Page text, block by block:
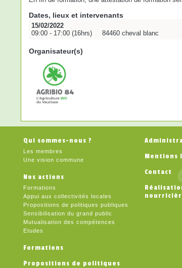
Dates, lieux et intervenants
15/02/2022
09:00 - 17:00 (16hrs)
84460 cheval blanc
Organisateur(s)
Qui sommes-nous ?
Les membres
Une vision commune
Nos actions
Formations
Appui aux collectivités locales
Propositions de politiques publiques
Sensibilisation du grand public
Mutualisation des compétences
Etudes
Formations
Propositions de politiques
Mentions
Contact